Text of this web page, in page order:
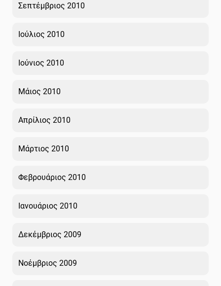
Σεπτέμβριος 2010
Ιούλιος 2010
Ιούνιος 2010
Μάιος 2010
Απρίλιος 2010
Μάρτιος 2010
Φεβρουάριος 2010
Ιανουάριος 2010
Δεκέμβριος 2009
Νοέμβριος 2009